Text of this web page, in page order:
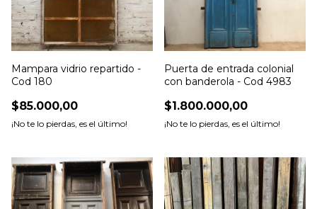
Mampara vidrio repartido -
Cod 180
$85.000,00
¡No te lo pierdas, es el último!
Puerta de entrada colonial
con banderola - Cod 4983
$1.800.000,00
¡No te lo pierdas, es el último!